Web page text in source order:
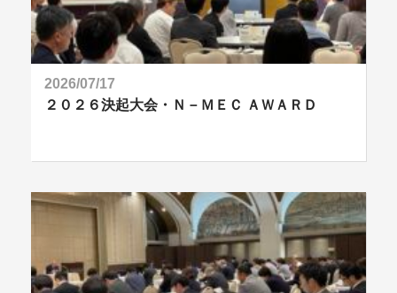
2026/07/17
２０２６決起大会・Ｎ－ＭＥＣ ＡＷＡＲＤ